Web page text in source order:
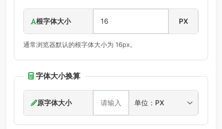
根字体大小 PX
通常浏览器默认的根字体大小为 16px。
字体大小换算
原字体大小